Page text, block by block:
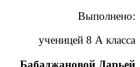
Выполнено:
ученицей 8 А класса
Бабаджановой Дарьей